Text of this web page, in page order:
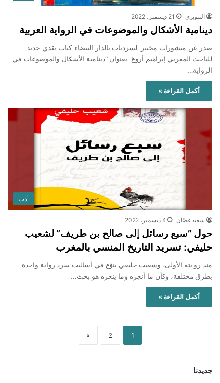
التنويري 21 ديسمبر، 2022
دينامية الأشكال والموضوعات في الرواية العربية
صدر عن منشورات مختبر السرديات بالدار البيضاء كتاب نقدي جديد
للباحث المغربي إبراهيم أزوغ بعنوان “دينامية الأشكال والموضوعات في
الرواية…
أكمل القراءة »
أدب
سعيد غصّان 4 ديسمبر، 2022
حول ”سبع رسائل إلى صالح بن طريف” لشعيب
حليفي: تسريد التاريخ المنسي بالمغرب
منذ روايته الأولى، وشعيب حليفي ينوّع في أساليب سرد رواية واحدة
بطرق مختلفة، وكأن ما أنجزه وما ينجزه هو بحث…
أكمل القراءة »
1
2
»
جديدنا